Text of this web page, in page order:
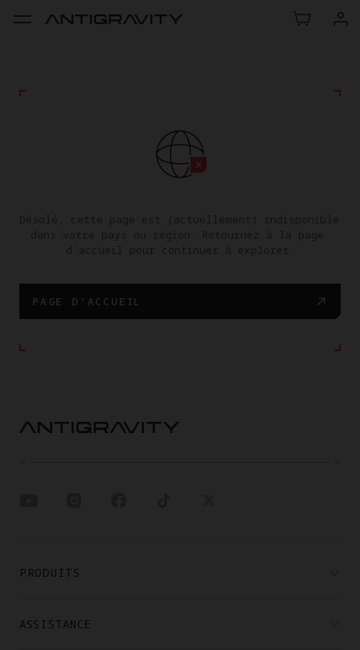
PAGE D'ACCUEIL
PRODUITS
ASSISTANCE